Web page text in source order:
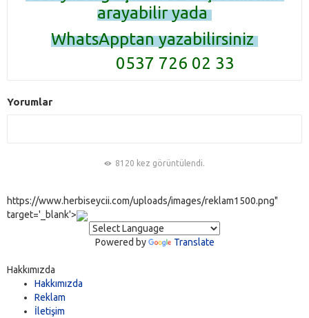
arayabilir yada
WhatsApptan yazabilirsiniz
0537 726 02 33
Yorumlar
8120 kez görüntülendi.
https://www.herbiseycii.com/uploads/images/reklam1500.png"
target='_blank'>
Powered by Translate
Hakkımızda
Hakkımızda
Reklam
İletişim